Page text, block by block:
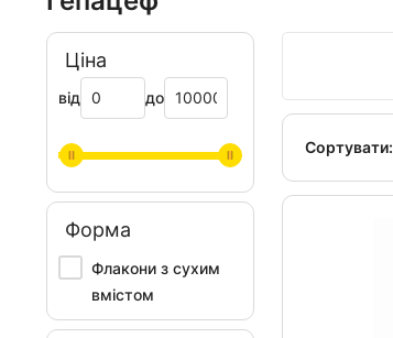
Ціна
від до
Форма
Флакони з сухим
вмістом
Сортувати: